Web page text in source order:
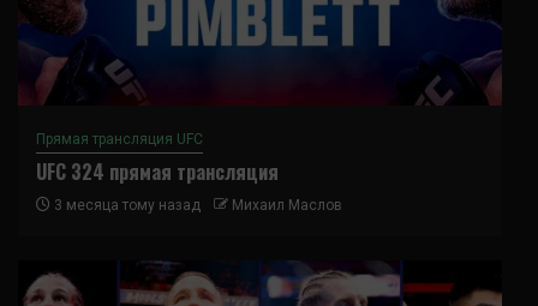
Прямая трансляция UFC
UFC 324 прямая трансляция
3 месяца тому назад Михаил Маслов